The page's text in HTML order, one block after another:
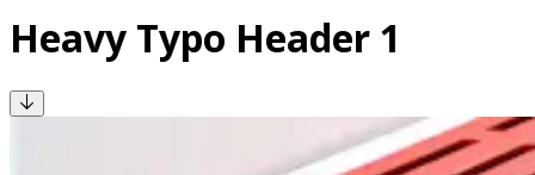
Heavy Typo Header 1